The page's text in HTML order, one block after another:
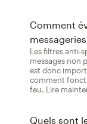
Comment
messageries
Les filtres anti-
messages non
est donc
comment
feu. Lire
Quels sont